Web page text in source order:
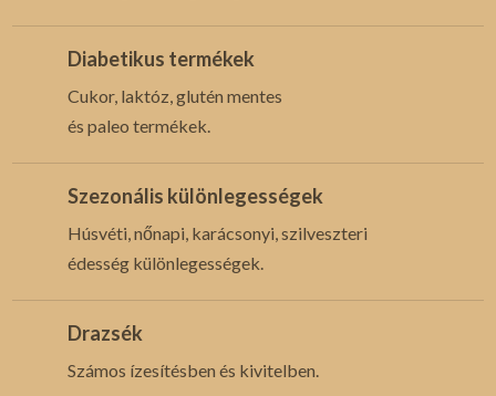
Diabetikus termékek
Cukor, laktóz, glutén mentes
és paleo termékek.
Szezonális különlegességek
Húsvéti, nőnapi, karácsonyi, szilveszteri
édesség különlegességek.
Drazsék
Számos ízesítésben és kivitelben.